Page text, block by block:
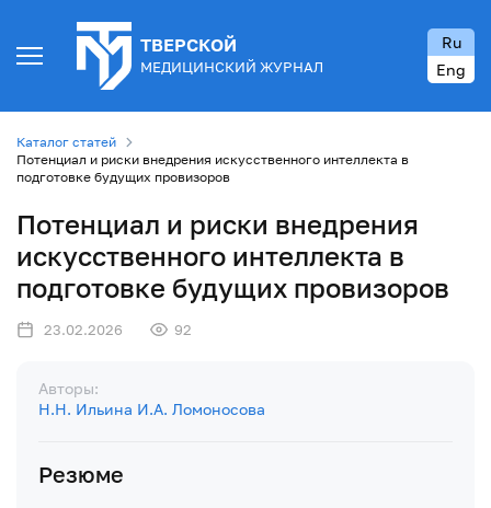
ТВЕРСКОЙ
МЕДИЦИНСКИЙ ЖУРНАЛ
Ru
Eng
Каталог статей
Потенциал и риски внедрения искусственного интеллекта в
подготовке будущих провизоров
Потенциал и риски внедрения
искусственного интеллекта в
подготовке будущих провизоров
23.02.2026 92
Авторы:
Н.Н. Ильина И.А. Ломоносова
Резюме